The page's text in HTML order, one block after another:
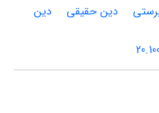
دین حقیقی
دین